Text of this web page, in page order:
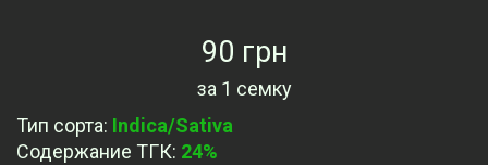
90 грн
за 1 семку
Тип сорта: Indica/Sativa
Содержание ТГК: 24%